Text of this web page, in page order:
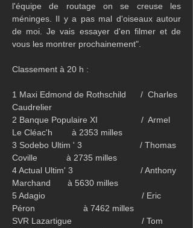
l'équipe de routage on se creuse les
méninges. Il y a pas mal d'oiseaux autour
de moi. Je vais essayer d'en filmer et de
vous les montrer prochainement".
Classement à 20 h :
1 Maxi Edmond de Rothschild      /  Charles
Caudrelier
2 Banque Populaire XI                  /  Armel
Le Cléac'h        à 2353 milles
3 Sodebo Ultim ' 3                        / Thomas
Coville            à 2735 milles
4 Actual Ultim' 3                            / Anthony
Marchand       à 5630 milles
5 Adagio                                        / Eric
Péron                    à 7462 milles
SVR Lazartigue                             / Tom